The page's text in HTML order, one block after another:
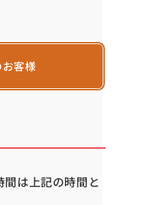
客様
は上記の時間と